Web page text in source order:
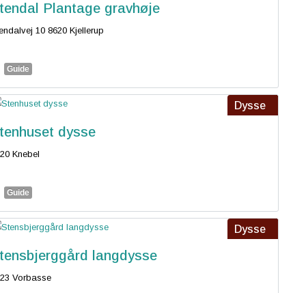
Plantage gravhøje
10 8620 Kjellerup
Guide
Dysse
dysse
Knebel
Guide
Dysse
langdysse
Vorbasse